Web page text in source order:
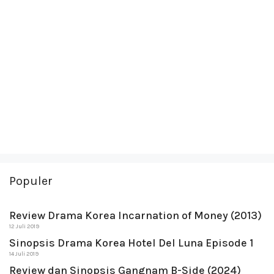
Populer
Review Drama Korea Incarnation of Money (2013)
12 Juli 2019
Sinopsis Drama Korea Hotel Del Luna Episode 1
14 Juli 2019
Review dan Sinopsis Gangnam B-Side (2024)